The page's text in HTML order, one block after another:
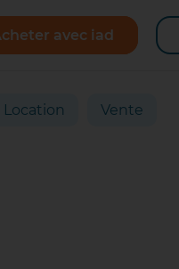
avec iad
Location Vente